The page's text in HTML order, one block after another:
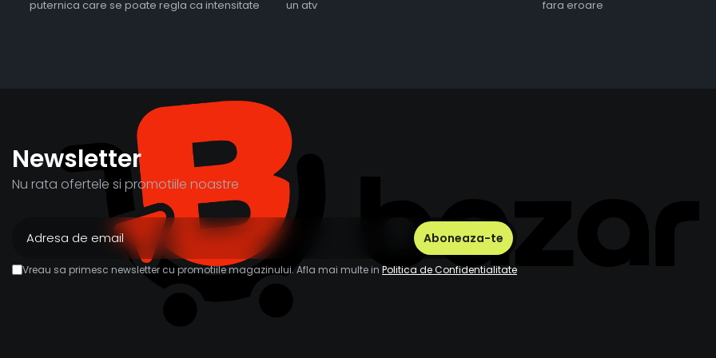
puternica care se poate regla ca intensitate un atv fara eroare
Newsletter
Nu rata ofertele si promotiile noastre
Vreau sa primesc newsletter cu promotiile magazinului. Afla mai multe in Politica de Confidentialitate